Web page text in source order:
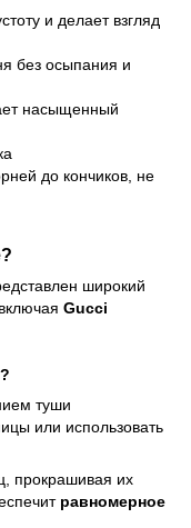
и делает взгляд
без осыпания и
насыщенный
до кончиков, не
широкий
Gucci
туши
или использовать
прокрашивая их
равномерное